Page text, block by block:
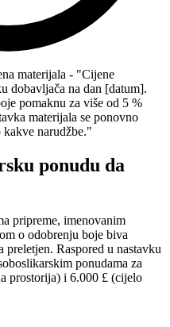
materijala - "Cijene
dobavljača na dan [datum].
pomaknu za više od 5 %
materijala se ponovno
narudžbe."
ponudu da
pripreme, imenovanim
o odobrenju boje biva
Raspored u nastavku
ponudama za
prostorija) i 6.000 £ (cijelo